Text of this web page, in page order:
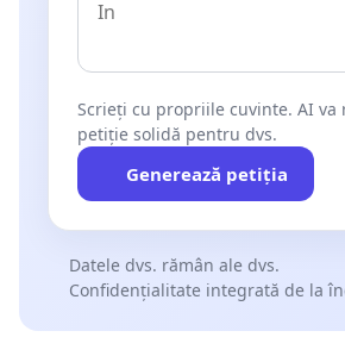
Scrieți cu propriile cuvinte. AI va
petiție solidă pentru dvs.
Generează petiția
Datele dvs. rămân ale dvs.
Confidențialitate integrată de la